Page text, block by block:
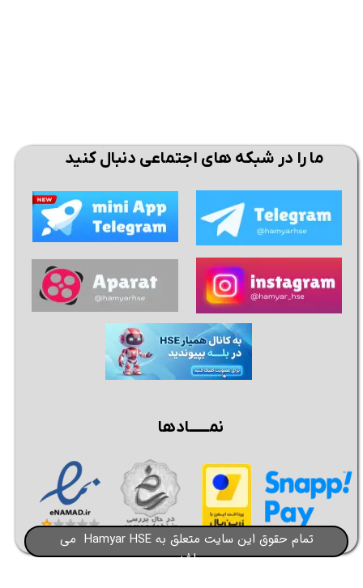
تمام حقوق این سایت متعلق به Hamyar HSE می
باشد​​​​​​​
ما را در شبکه های اجتماعی دنبال کنید
نمــــــادها